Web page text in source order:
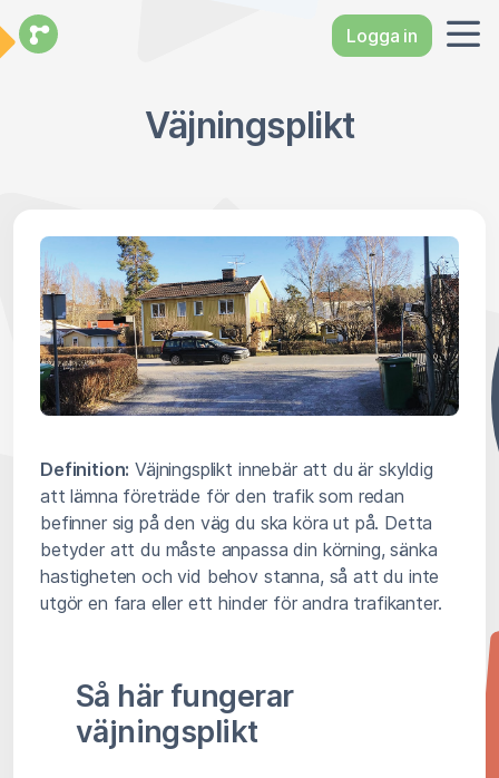
Logga in
Väjningsplikt
Definition: Väjningsplikt innebär att du är skyldig
att lämna företräde för den trafik som redan
befinner sig på den väg du ska köra ut på. Detta
betyder att du måste anpassa din körning, sänka
hastigheten och vid behov stanna, så att du inte
utgör en fara eller ett hinder för andra trafikanter.
Så här fungerar
väjningsplikt